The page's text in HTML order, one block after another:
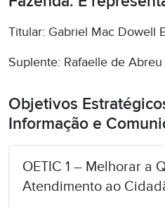
Titular: Gabriel Mac Dowell
Suplente: Rafaelle de
Objetivos
Informação e
OETIC 1 – Melhorar a
Atendimento ao